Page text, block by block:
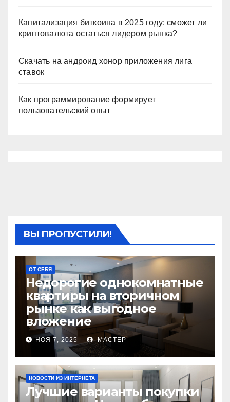
Капитализация биткоина в 2025 году: сможет ли
криптовалюта остаться лидером рынка?
Скачать на андроид хонор приложения лига
ставок
Как программирование формирует
пользовательский опыт
ВЫ ПРОПУСТИЛИ!
ОТ СЕБЯ
Недорогие однокомнатные
квартиры на вторичном
рынке как выгодное
вложение
НОЯ 7, 2025 МАСТЕР
НОВОСТИ ИЗ ИНТЕРНЕТА
Лучшие варианты покупки